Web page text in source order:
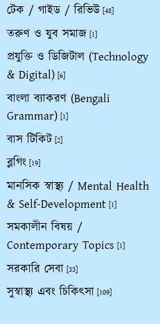
টেক / গাইড / রিভিউ [48]
তরুণ ও যুব সমাজ [1]
প্রযুক্তি ও ডিজিটাল (Technology
& Digital) [6]
বাংলা ব্যাকরণ (Bengali
Grammar) [1]
বাস টিকিট [2]
ব্লগিং [19]
মানসিক স্বাস্থ্য / Mental Health
& Self-Development [1]
সমকালীন বিষয় /
Contemporary Topics [1]
সরকারি সেবা [33]
সুস্বাস্থ্য এবং চিকিৎসা [109]